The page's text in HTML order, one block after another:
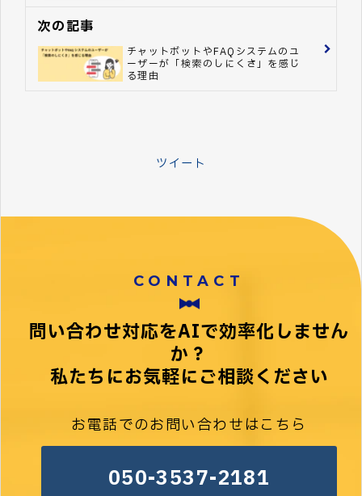
次の記事
チャットボットやFAQシステムのユ
ーザーが「検索のしにくさ」を感じ
る理由
ツイート
CONTACT
問い合わせ対応をAIで効率化しません
か？
私たちにお気軽にご相談ください
お電話でのお問い合わせはこちら
050-3537-2181